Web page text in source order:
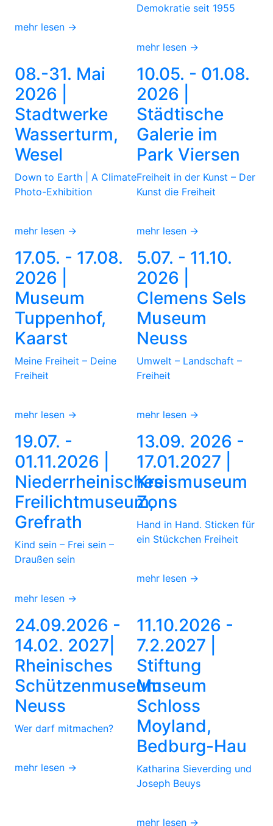
mehr lesen →
Demokratie seit 1955
mehr lesen →
08.-31. Mai
2026 |
Stadtwerke
Wasserturm,
Wesel
Down to Earth | A Climate
Photo-Exhibition
mehr lesen →
10.05. - 01.08.
2026 |
Städtische
Galerie im
Park Viersen
Freiheit in der Kunst – Der
Kunst die Freiheit
mehr lesen →
17.05. - 17.08.
2026 |
Museum
Tuppenhof,
Kaarst
Meine Freiheit – Deine
Freiheit
mehr lesen →
5.07. - 11.10.
2026 |
Clemens Sels
Museum
Neuss
Umwelt – Landschaft –
Freiheit
mehr lesen →
19.07. -
01.11.2026 |
Niederrheinisches
Freilichtmuseum,
Grefrath
Kind sein – Frei sein –
Draußen sein
mehr lesen →
13.09. 2026 -
17.01.2027 |
Kreismuseum
Zons
Hand in Hand. Sticken für
ein Stückchen Freiheit
mehr lesen →
24.09.2026 -
14.02. 2027|
Rheinisches
Schützenmuseum
Neuss
Wer darf mitmachen?
mehr lesen →
11.10.2026 -
7.2.2027 |
Stiftung
Museum
Schloss
Moyland,
Bedburg-Hau
Katharina Sieverding und
Joseph Beuys
mehr lesen →